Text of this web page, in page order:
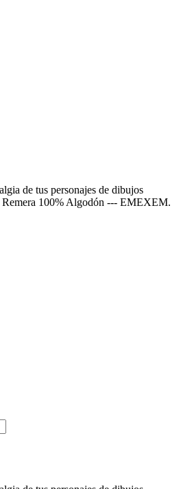
de tus personajes de dibujos
100% Algodón --- EMEXEM.